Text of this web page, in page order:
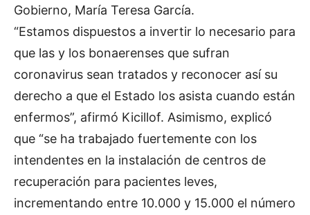
Gobierno, María Teresa García.
“Estamos dispuestos a invertir lo necesario para
que las y los bonaerenses que sufran
coronavirus sean tratados y reconocer así su
derecho a que el Estado los asista cuando están
enfermos”, afirmó Kicillof. Asimismo, explicó
que “se ha trabajado fuertemente con los
intendentes en la instalación de centros de
recuperación para pacientes leves,
incrementando entre 10.000 y 15.000 el número